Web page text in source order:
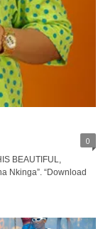
0
BEAUTIFUL,
Nkinga”. “Download